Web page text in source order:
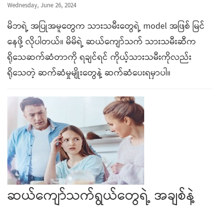
Wednesday, June 26, 2024
မိဘရဲ့ အပြုအမူတွေက သားသမီးတွေရဲ့ model အဖြစ် မြင်
နေဖို့ လိုပါတယ်။ မိမိရဲ့ ဆယ်ကျော်သက် သားသမီးဆီက
ရိုသေဆက်ဆံတာကို ရချင်ရင် ကိုယ့်သားသမီးကိုလည်း
ရိုသေတဲ့ ဆက်ဆံမှုမျိုးတွေနဲ့ ဆက်ဆံပေးရမှာပါ။
ဆယ်ကျော်သက်ရွယ်တွေရဲ့ အချစ်နဲ့